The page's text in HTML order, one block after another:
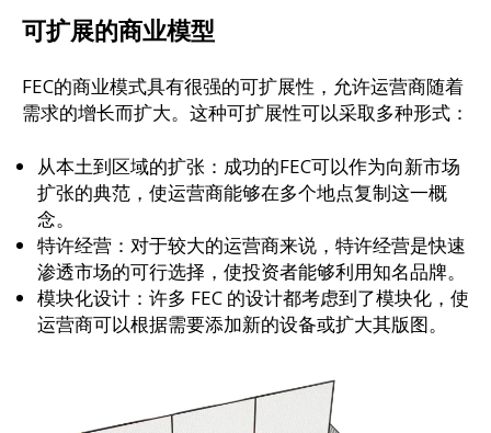
可扩展的商业模型
FEC的商业模式具有很强的可扩展性，允许运营商随着
需求的增长而扩大。这种可扩展性可以采取多种形式：
从本土到区域的扩张：成功的FEC可以作为向新市场
扩张的典范，使运营商能够在多个地点复制这一概
念。
特许经营：对于较大的运营商来说，特许经营是快速
渗透市场的可行选择，使投资者能够利用知名品牌。
模块化设计：许多 FEC 的设计都考虑到了模块化，使
运营商可以根据需要添加新的设备或扩大其版图。